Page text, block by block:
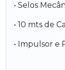
• Selos
• 10 mts de
• Impulsor e